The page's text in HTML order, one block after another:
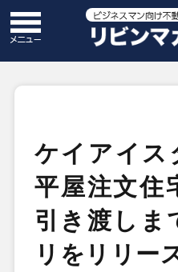
ケイアイ
平屋注文住
引き渡しま
リをリリー